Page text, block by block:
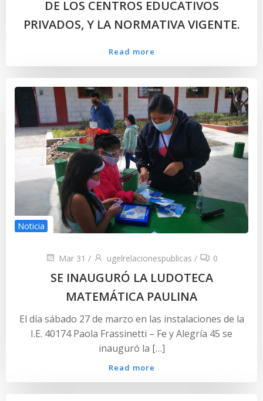
DE LOS CENTROS EDUCATIVOS
PRIVADOS, Y LA NORMATIVA VIGENTE.
Read more
Noticia
Mar 31 / ugelrelacionespublicas / 0
SE INAUGURÓ LA LUDOTECA
MATEMÁTICA PAULINA
El día sábado 27 de marzo en las instalaciones de la
I.E. 40174 Paola Frassinetti – Fe y Alegría 45 se
inauguró la […]
Read more